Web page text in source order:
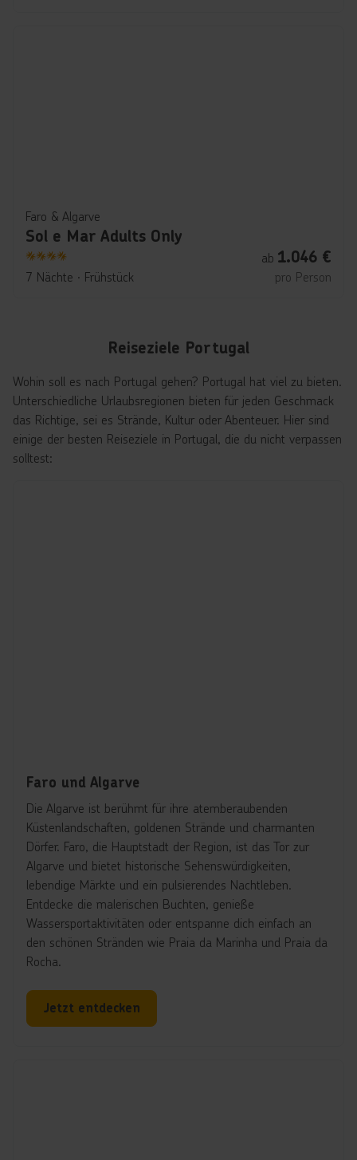
Faro & Algarve
Sol e Mar Adults Only
4
7 Nächte ∙ Frühstück
ab 1.046 €
pro Person
Reiseziele Portugal
Wohin soll es nach Portugal gehen? Portugal hat viel zu bieten.
Unterschiedliche Urlaubsregionen bieten für jeden Geschmack
das Richtige, sei es Strände, Kultur oder Abenteuer. Hier sind
einige der besten Reiseziele in Portugal, die du nicht verpassen
solltest:
Faro und Algarve
Die Algarve ist berühmt für ihre atemberaubenden
Küstenlandschaften, goldenen Strände und charmanten
Dörfer. Faro, die Hauptstadt der Region, ist das Tor zur
Algarve und bietet historische Sehenswürdigkeiten,
lebendige Märkte und ein pulsierendes Nachtleben.
Entdecke die malerischen Buchten, genieße
Wassersportaktivitäten oder entspanne dich einfach an
den schönen Stränden wie Praia da Marinha und Praia da
Rocha.
Jetzt entdecken